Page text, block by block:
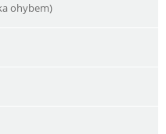
ohybem)